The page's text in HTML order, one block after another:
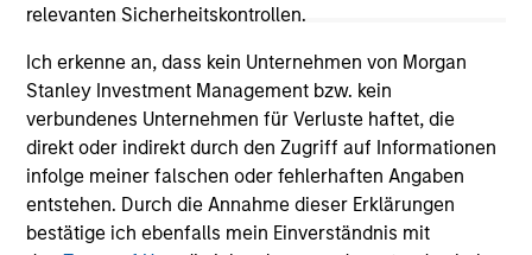
relevanten Sicherheitskontrollen.
Ich erkenne an, dass kein Unternehmen von Morgan
Stanley Investment Management bzw. kein
verbundenes Unternehmen für Verluste haftet, die
direkt oder indirekt durch den Zugriff auf Informationen
infolge meiner falschen oder fehlerhaften Angaben
entstehen. Durch die Annahme dieser Erklärungen
bestätige ich ebenfalls mein Einverständnis mit
Please refer to the strategy detail page for important
information on the strategy, including additional risk
considerations.